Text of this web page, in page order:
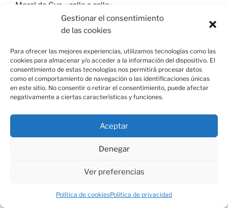
Gestionar el consentimiento
de las cookies
Para ofrecer las mejores experiencias, utilizamos tecnologías como las
cookies para almacenar y/o acceder a la información del dispositivo. El
consentimiento de estas tecnologías nos permitirá procesar datos
como el comportamiento de navegación o las identificaciones únicas
en este sitio. No consentir o retirar el consentimiento, puede afectar
negativamente a ciertas características y funciones.
Aceptar
Denegar
Ver preferencias
Política de cookiesPolítica de privacidad
Moral de Cva. «calle a calle»